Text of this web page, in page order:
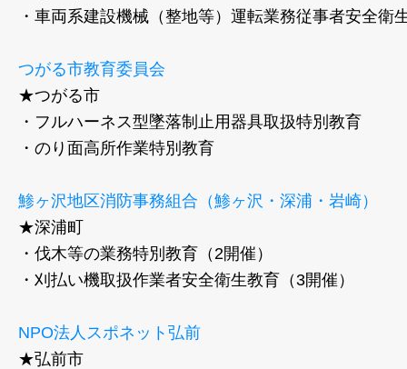
・車両系建設機械（整地等）運転業務従事者安全衛
つがる市教育委員会
★つがる市
・フルハーネス型墜落制止用器具取扱特別教育
・のり面高所作業特別教育
鯵ヶ沢地区消防事務組合（鯵ヶ沢・深浦・岩崎）
★深浦町
・伐木等の業務特別教育（2開催）
・刈払い機取扱作業者安全衛生教育（3開催）
NPO法人スポネット弘前
★弘前市